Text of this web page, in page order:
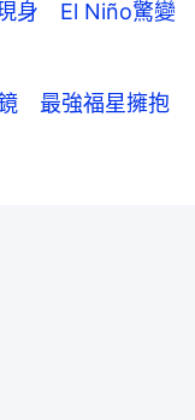
現身 El Niño驚變
最強福星擁抱